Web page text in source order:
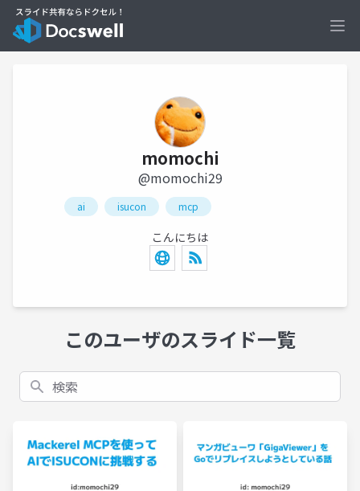
momochi
@momochi29
ai isucon mcp
こんにちは
このユーザのスライド一覧
検索